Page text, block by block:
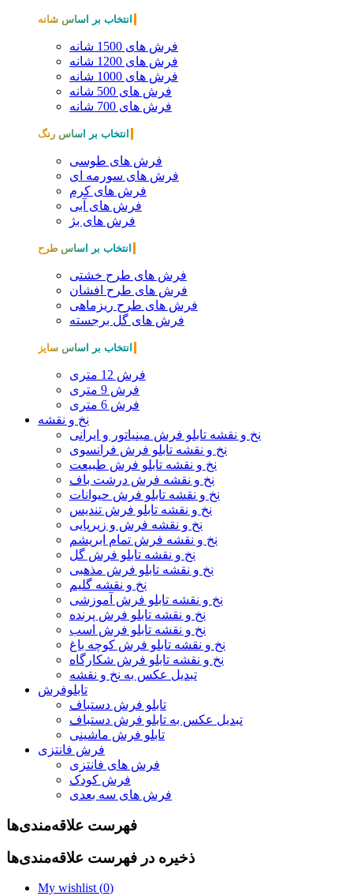
انتخاب بر اساس شانه
فرش های 1500 شانه
فرش های 1200 شانه
فرش های 1000 شانه
فرش های 500 شانه
فرش های 700 شانه
انتخاب بر اساس رنگ
فرش های طوسی
فرش های سورمه ای
فرش های کرم
فرش های آبی
فرش های بژ
انتخاب بر اساس طرح
فرش های طرح خشتی
فرش های طرح افشان
فرش های طرح ریزماهی
فرش های گل برجسته
انتخاب بر اساس سایز
فرش 12 متری
فرش 9 متری
فرش 6 متری
نخ و نقشه
نخ و نقشه تابلو فرش مینیاتور و ایرانی
نخ و نقشه تابلو فرش فرانسوی
نخ و نقشه تابلو فرش طبیعت
نخ و نقشه فرش درشت باف
نخ و نقشه تابلو فرش حیوانات
نخ و نقشه تابلو فرش تندیس
نخ و نقشه فرش و زیرپایی
نخ و نقشه فرش تمام ابریشم
نخ و نقشه تابلو فرش گل
نخ و نقشه تابلو فرش مذهبی
نخ و نقشه گلیم
نخ و نقشه تابلو فرش آموزشی
نخ و نقشه تابلو فرش پرنده
نخ و نقشه تابلو فرش اسب
نخ و نقشه تابلو فرش کوچه باغ
نخ و نقشه تابلو فرش شکارگاه
تبدیل عکس به نخ و نقشه
تابلوفرش
تابلو فرش دستباف
تبدیل عکس به تابلو فرش دستباف
تابلو فرش ماشینی
فرش فانتزی
فرش های فانتزی
فرش کودک
فرش های سه بعدی
فهرست علاقه‌مندی‌ها
ذخیره در فهرست علاقه‌مندی‌ها
My wishlist (0)